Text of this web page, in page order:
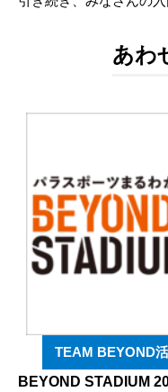
あわ
TEAM BEYOND
BEYOND STADIUM